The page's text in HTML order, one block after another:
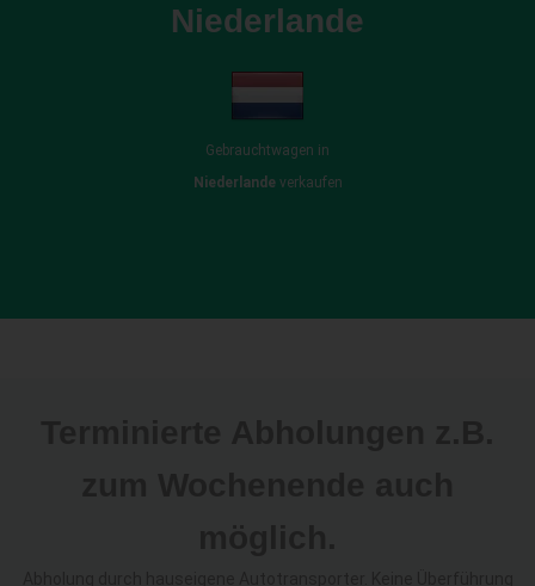
Niederlande
Gebrauchtwagen in
Niederlandeverkaufen